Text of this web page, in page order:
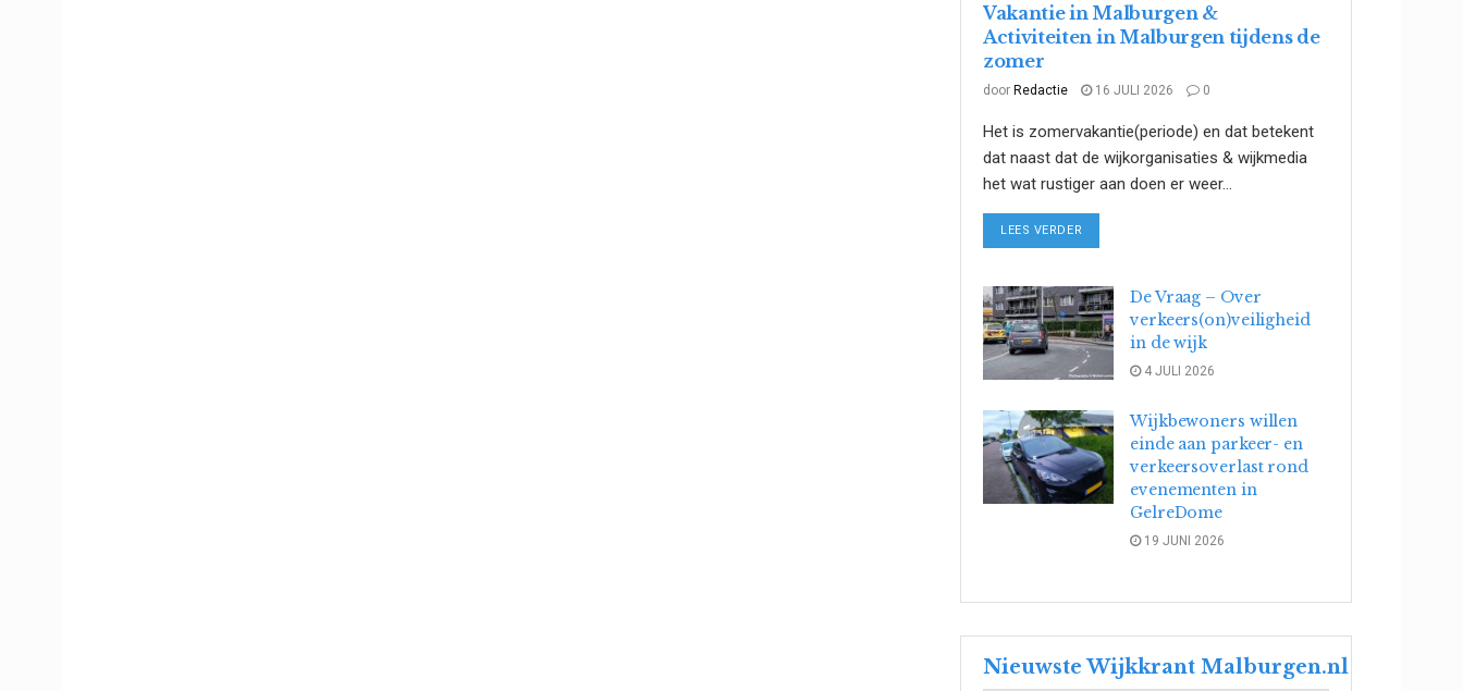
Vakantie in Malburgen &
Activiteiten in Malburgen tijdens de
zomer
door Redactie 16 JULI 2026 0
Het is zomervakantie(periode) en dat betekent
dat naast dat de wijkorganisaties & wijkmedia
het wat rustiger aan doen er weer...
LEES VERDER
De Vraag – Over
verkeers(on)veiligheid
in de wijk
4 JULI 2026
Wijkbewoners willen
einde aan parkeer- en
verkeersoverlast rond
evenementen in
GelreDome
19 JUNI 2026
Nieuwste Wijkkrant Malburgen.nl